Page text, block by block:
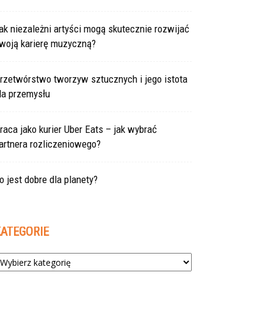
niezależni artyści mogą skutecznie rozwijać
karierę muzyczną?
tworzyw sztucznych i jego istota
przemysłu
jako kurier Uber Eats – jak wybrać
rozliczeniowego?
jest dobre dla planety?